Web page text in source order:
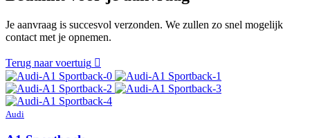
Je aanvraag is succesvol verzonden. We zullen zo snel mogelijk
contact met je opnemen.
Terug naar voertuig
Audi